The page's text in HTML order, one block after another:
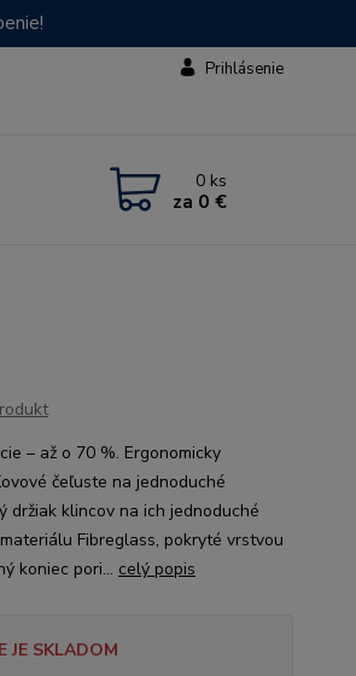
Prihlásenie
0 ks
za 0 €
– až o 70 %. Ergonomicky
čeľuste na jednoduché
držiak klincov na ich jednoduché
Fibreglass, pokryté vrstvou
koniec pori... celý popis
JE SKLADOM